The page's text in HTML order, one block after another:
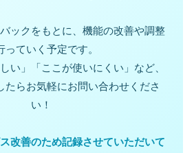
ックをもとに、機能の改善や調整
っていく予定です。
い」「ここが使いにくい」など、
たらお気軽にお問い合わせくださ
い！
改善のため記録させていただいて